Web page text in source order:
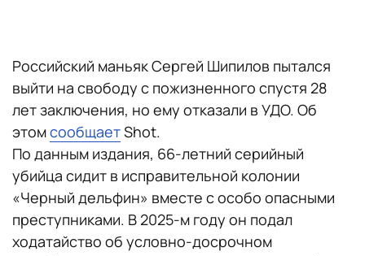
Российский маньяк Сергей Шипилов пытался
выйти на свободу с пожизненного спустя 28
лет заключения, но ему отказали в УДО. Об
этомсообщаетShot.
По данным издания, 66-летний серийный
убийца сидит в исправительной колонии
«Черный дельфин» вместе с особо опасными
преступниками. В 2025-м году он подал
ходатайство об условно-досрочном